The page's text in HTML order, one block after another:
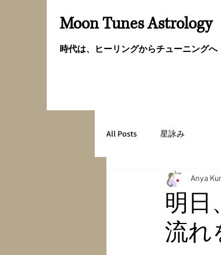
Moon Tunes Astrology
時代は、ヒーリングからチューニングへ
All Posts 星詠み
明
流れ
Anya